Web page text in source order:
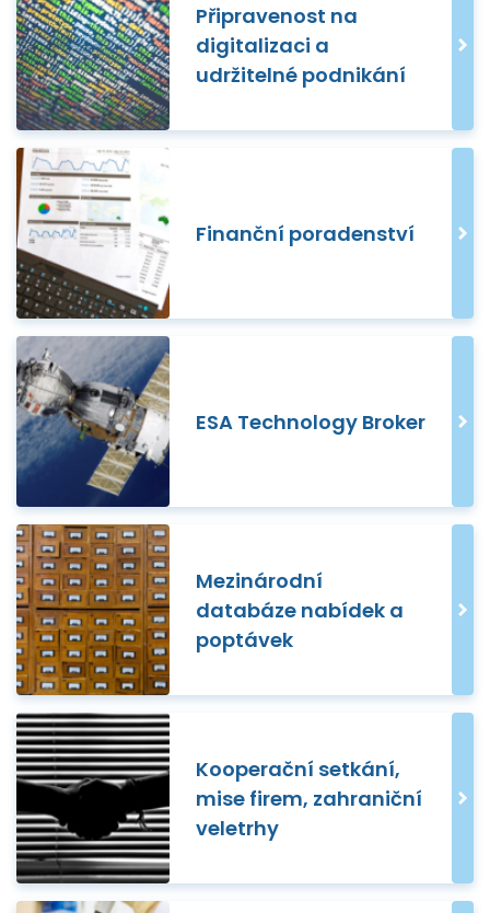
Připravenost na
digitalizaci a
udržitelné podnikání
Finanční poradenství
ESA Technology Broker
Mezinárodní
databáze nabídek a
poptávek
Kooperační setkání,
mise firem, zahraniční
veletrhy